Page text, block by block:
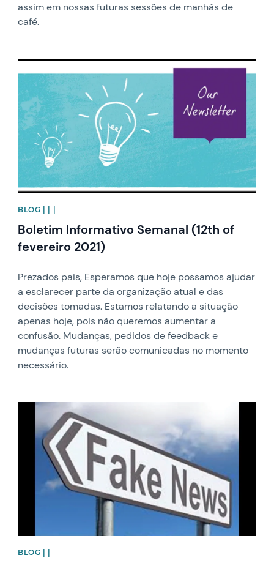
assim em nossas futuras sessões de manhãs de
café.
News image
BLOG | | |
Boletim Informativo Semanal (12th of
fevereiro 2021)
Prezados pais, Esperamos que hoje possamos ajudar
a esclarecer parte da organização atual e das
decisões tomadas. Estamos relatando a situação
apenas hoje, pois não queremos aumentar a
confusão. Mudanças, pedidos de feedback e
mudanças futuras serão comunicadas no momento
necessário.
News image
BLOG | |